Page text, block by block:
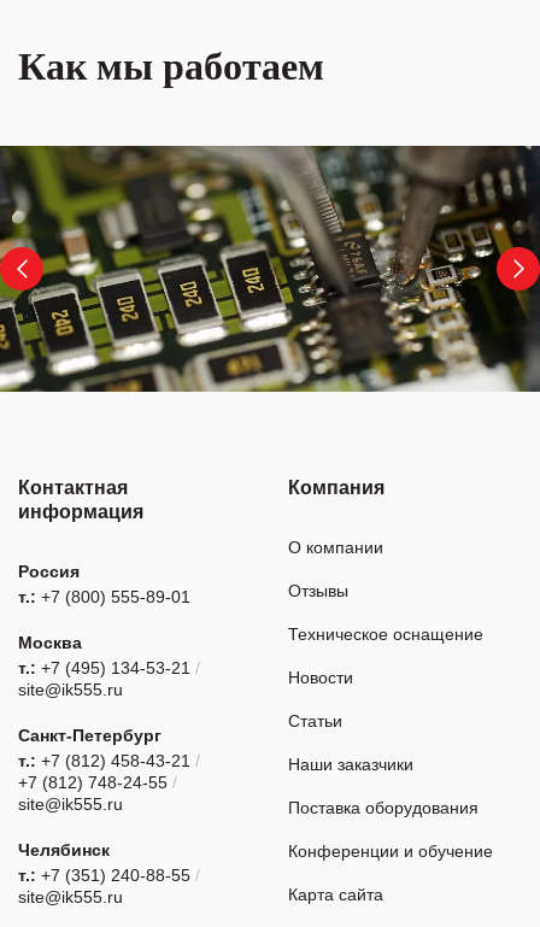
Как мы работаем
Контактная
информация
Россия
т.: +7 (800) 555-89-01
Москва
т.: +7 (495) 134-53-21 /
site@ik555.ru
Санкт-Петербург
т.: +7 (812) 458-43-21 /
+7 (812) 748-24-55 /
site@ik555.ru
Челябинск
т.: +7 (351) 240-88-55 /
site@ik555.ru
Компания
О компании
Отзывы
Техническое оснащение
Новости
Статьи
Наши заказчики
Поставка оборудования
Конференции и обучение
Карта сайта